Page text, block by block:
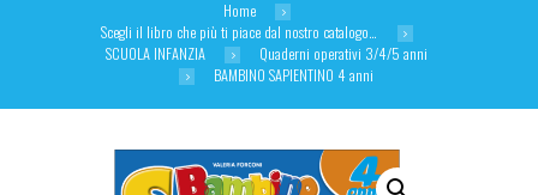
Home
Scegli il libro che più ti piace dal nostro catalogo…
SCUOLA INFANZIA
Quaderni operativi 3/4/5 anni
BAMBINO SAPIENTINO 4 anni